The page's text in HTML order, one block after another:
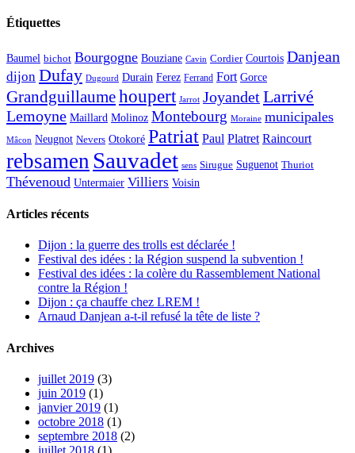
Étiquettes
Baumel bichot Bourgogne Bouziane Cavin Cordier Courtois Danjean
dijon Dufay Dugourd Durain Ferez Ferrand Fort Gorce
Grandguillaumehoupert Jarrot JoyandetLarrivé
Lemoyne Maillard Molinoz Montebourg Moraine municipales
Mâcon Neugnot Nevers Otokoré Patriat Paul Platret Raincourt
rebsamen Sauvadet sens Sirugue Suguenot Thuriot
Thévenoud Untermaier Villiers Voisin
Articles récents
Dijon : la guerre des trolls est déclarée !
Festival des idées : la Région suspend la subvention !
Festival des idées : la colère du Rassemblement National
contre la Région !
Dijon : ça chauffe chez LREM !
Arnaud Danjean a-t-il refusé la tête de liste ?
Archives
juillet 2019 (3)
juin 2019 (1)
janvier 2019 (1)
octobre 2018 (1)
septembre 2018 (2)
juillet 2018 (1)